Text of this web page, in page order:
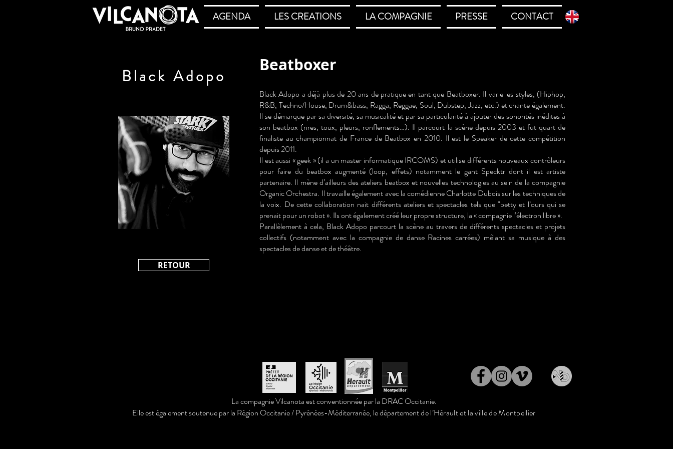
AGENDA LES CREATIONS LA COMPAGNIE PRESSE CONTACT
Black Adopo
Beatboxer
Black Adopo a déjà plus de 20 ans de pratique en tant que Beatboxer. Il varie les styles, (Hiphop,
R&B, Techno/House, Drum&bass, Ragga, Reggae, Soul, Dubstep, Jazz, etc.) et chante également.
Il se démarque par sa diversité, sa musicalité et par sa particularité à ajouter des sonorités inédites à
son beatbox (rires, toux, pleurs, ronflements…). Il parcourt la scène depuis 2003 et fut quart de
finaliste au championnat de France de Beatbox en 2010. Il est le Speaker de cette compétition
depuis 2011.
Il est aussi « geek » (il a un master informatique IRCOMS) et utilise différents nouveaux contrôleurs
pour faire du beatbox augmenté (loop, effets) notamment le gant Specktr dont il est artiste
partenaire. Il mène d’ailleurs des ateliers beatbox et nouvelles technologies au sein de la compagnie
Organic Orchestra. Il travaille également avec la comédienne Charlotte Dubois sur les techniques de
la voix. De cette collaboration nait différents ateliers et spectacles tels que "betty et l’ours qui se
prenait pour un robot ». Ils ont également créé leur propre structure, la « compagnie l’électron libre ».
Parallèlement à cela, Black Adopo parcourt la scène au travers de différents spectacles et projets
collectifs (notamment avec la compagnie de danse Racines carrées) mêlant sa musique à des
spectacles de danse et de théâtre.
RETOUR
La compagnie Vilcanota est conventionnée par la DRAC Occitanie.
Elle est également soutenue par la Région Occitanie / Pyrénées-Méditerranée, le départementde l’Hérault et la ville de Montpellier